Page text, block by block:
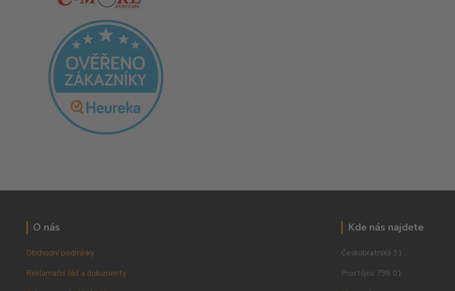
O nás
Obchodní podmínky
Reklamační řád a dokumenty
Kde nás najdete
Českobratrská 31
Prostějov 796 01